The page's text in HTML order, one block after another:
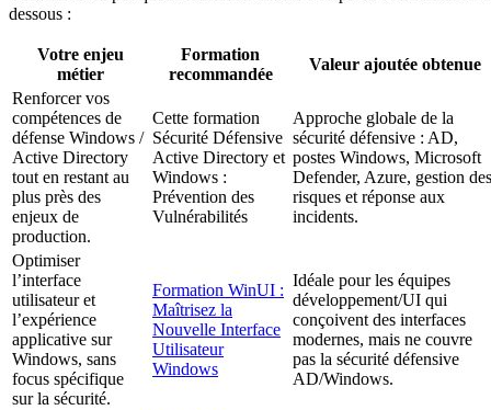
dessous :
Votre enjeu
métier
Formation
recommandée
Valeur ajoutée obtenue
Renforcer vos
compétences de
défense Windows /
Active Directory
tout en restant au
plus près des
enjeux de
production.
Cette formation
Sécurité Défensive
Active Directory et
Windows :
Prévention des
Vulnérabilités
Approche globale de la
sécurité défensive : AD,
postes Windows, Microsoft
Defender, Azure, gestion des
risques et réponse aux
incidents.
Optimiser
l’interface
utilisateur et
l’expérience
applicative sur
Windows, sans
focus spécifique
sur la sécurité.
Formation WinUI :
Maîtrisez la
Nouvelle Interface
Utilisateur
Windows
Idéale pour les équipes
développement/UI qui
conçoivent des interfaces
modernes, mais ne couvre
pas la sécurité défensive
AD/Windows.